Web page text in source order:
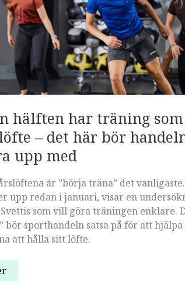
hälften har träning som
– det här bör
upp med
är ”börja träna” det
upp redan i januari, visar en
som vill göra träningen enklare.
bör sporthandeln satsa på för att hjälpa
att hålla sitt löfte.